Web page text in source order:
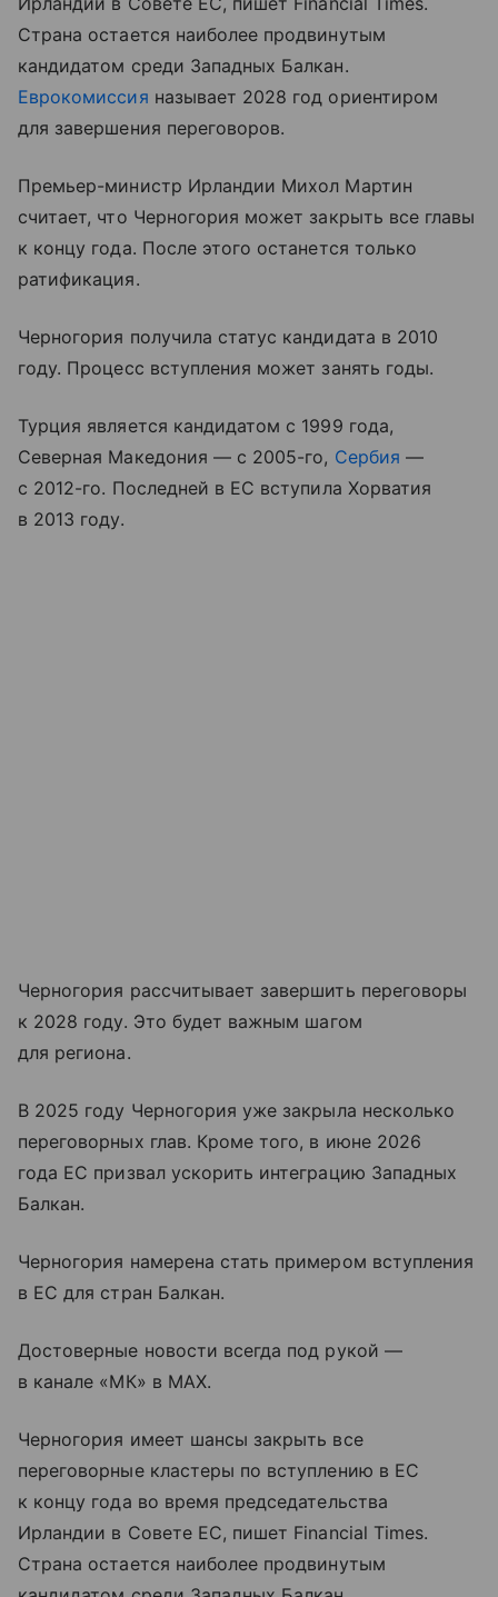
Страна остается наиболее продвинутым
кандидатом среди Западных Балкан.
Еврокомиссия называет 2028 год ориентиром
для завершения переговоров.
Премьер-министр Ирландии Михол Мартин
считает, что Черногория может закрыть все главы
к концу года. После этого останется только
ратификация.
Черногория получила статус кандидата в 2010
году. Процесс вступления может занять годы.
Турция является кандидатом с 1999 года,
Северная Македония — с 2005-го, Сербия —
с 2012-го. Последней в ЕС вступила Хорватия
в 2013 году.
Черногория рассчитывает завершить переговоры
к 2028 году. Это будет важным шагом
для региона.
В 2025 году Черногория уже закрыла несколько
переговорных глав. Кроме того, в июне 2026
года ЕС призвал ускорить интеграцию Западных
Балкан.
Черногория намерена стать примером вступления
в ЕС для стран Балкан.
Достоверные новости всегда под рукой —
в канале «МК» в MAX.
Черногория имеет шансы закрыть все
переговорные кластеры по вступлению в ЕС
к концу года во время председательства
Ирландии в Совете ЕС, пишет Financial Times.
Страна остается наиболее продвинутым